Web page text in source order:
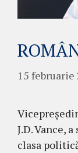
15 februarie
J.D. Vance,
clasa